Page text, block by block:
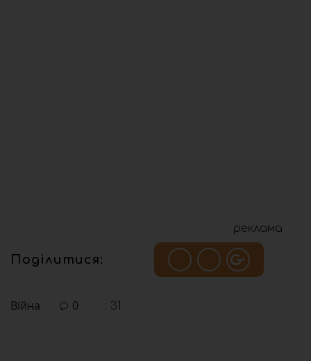
реклама
Поділитися:
Війна 0 31